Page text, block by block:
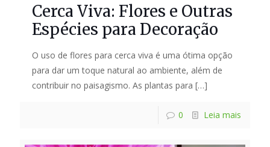
Cerca Viva: Flores e Outras
Espécies para Decoração
O uso de flores para cerca viva é uma ótima opção
para dar um toque natural ao ambiente, além de
contribuir no paisagismo. As plantas para […]
0 Leia mais